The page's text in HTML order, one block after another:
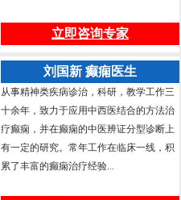
立即咨询专家
刘国新 癫痫医生
从事精神类疾病诊治，科研，教学工作三
十余年，致力于应用中西医结合的方法治
疗癫痫，并在癫痫的中医辨证分型诊断上
有一定的研究。常年工作在临床一线，积
累了丰富的癫痫治疗经验...